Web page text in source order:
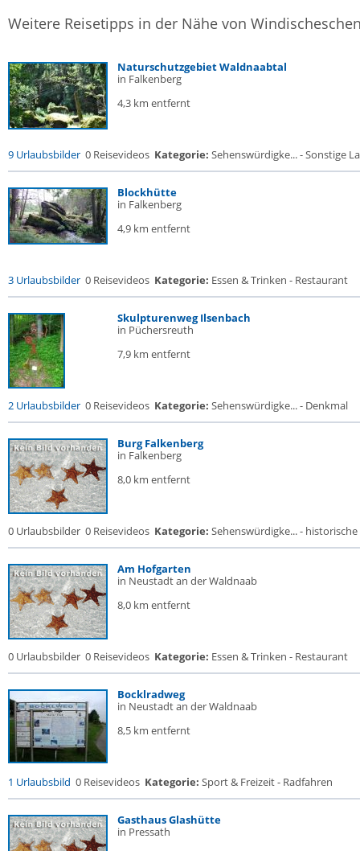
Weitere Reisetipps in der Nähe von
Naturschutzgebiet Waldnaabtal
in Falkenberg
4,3 km entfernt
9 Urlaubsbilder 0 Reisevideos Kategorie: Sehenswürdigke... - Sonstige
Blockhütte
in Falkenberg
4,9 km entfernt
3 Urlaubsbilder 0 Reisevideos Kategorie: Essen & Trinken - Restaurant
Skulpturenweg Ilsenbach
in Püchersreuth
7,9 km entfernt
2 Urlaubsbilder 0 Reisevideos Kategorie: Sehenswürdigke... - Denkmal
Burg Falkenberg
in Falkenberg
8,0 km entfernt
0 Urlaubsbilder 0 Reisevideos Kategorie: Sehenswürdigke... - historische
Am Hofgarten
in Neustadt an der Waldnaab
8,0 km entfernt
0 Urlaubsbilder 0 Reisevideos Kategorie: Essen & Trinken - Restaurant
Bocklradweg
in Neustadt an der Waldnaab
8,5 km entfernt
1 Urlaubsbild 0 Reisevideos Kategorie: Sport & Freizeit - Radfahren
Gasthaus Glashütte
in Pressath